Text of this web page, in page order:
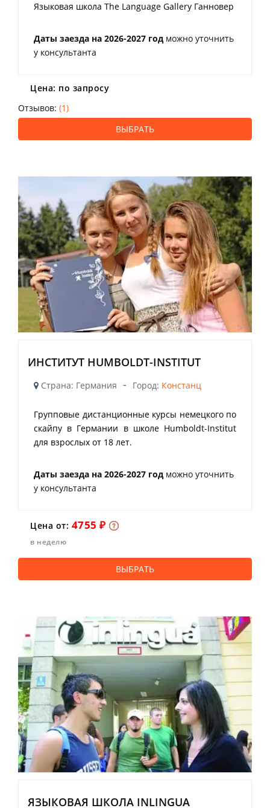
Языковая школа The Language Gallery Ганновер
Даты заезда на 2026-2027 год можно уточнить
у консультанта
Цена: по запросу
Отзывов: (1)
ВЫБРАТЬ
ИНСТИТУТ HUMBOLDT-INSTITUT
Страна: Германия - Город: Констанц
Групповые дистанционные курсы немецкого по
скайпу в Германии в школе Humboldt-Institut
для взрослых от 18 лет.
Даты заезда на 2026-2027 год можно уточнить
у консультанта
Цена от: 4755 ₽
в неделю
ВЫБРАТЬ
ЯЗЫКОВАЯ ШКОЛА INLINGUA